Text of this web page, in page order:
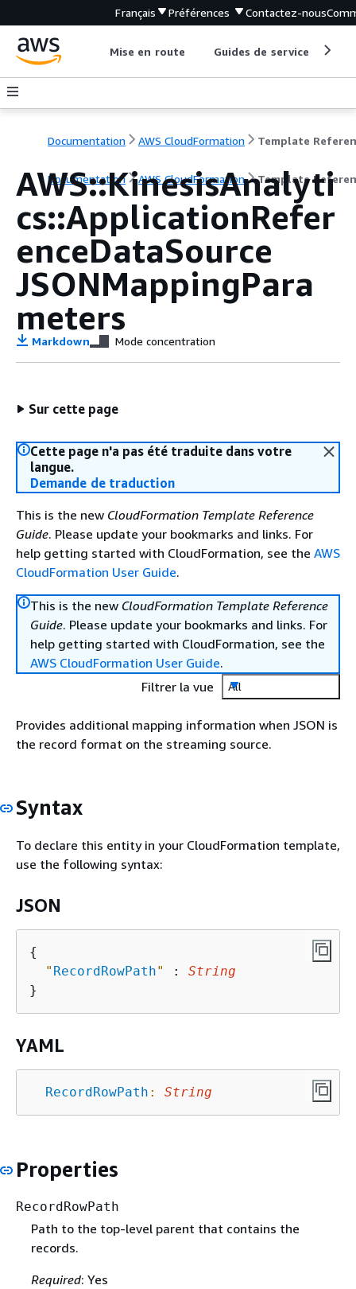
Français Préférences Contactez-nous
Mise en route Guides de service
Documentation AWS CloudFormation Template
Documentation AWS CloudFormation Template
AWS::KinesisAnalyti
cs::ApplicationRefer
enceDataSource
JSONMappingPara
meters
Markdown Mode concentration
Sur cette page
Cette page n'a pas été traduite dans votre
langue.
Demande de traduction
This is the new CloudFormation Template Reference
Guide. Please update your bookmarks and links. For
help getting started with CloudFormation, see the AWS
CloudFormation User Guide.
This is the new CloudFormation Template Reference
Guide. Please update your bookmarks and links. For
help getting started with CloudFormation, see the
AWS CloudFormation User Guide.
Filtrer la vue
All
Provides additional mapping information when JSON is
the record format on the streaming source.
Syntax
To declare this entity in your CloudFormation template,
use the following syntax:
JSON
{
" RecordRowPath" : String
YAML
RecordRowPath : String
Properties
RecordRowPath
Path to the top-level parent that contains the
records.
Required: Yes